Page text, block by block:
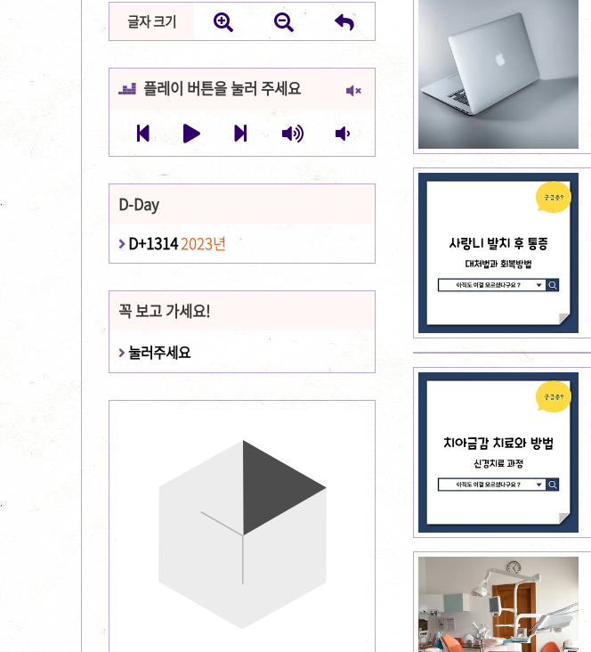
글자 크기   
 플레이 버튼을 눌러 주세요 
    
D-Day
D+13142023년
꼭 보고 가세요!
눌러주세요